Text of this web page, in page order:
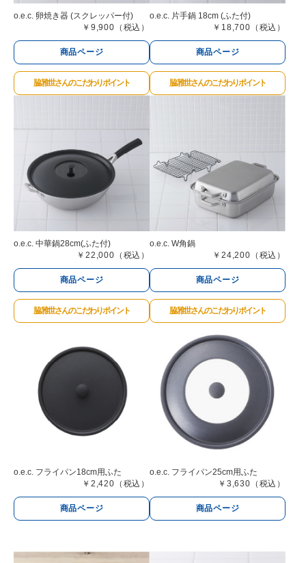
o.e.c. 卵焼き器 (スクレッパー付)
￥9,900（税込）
商品ページ
脇 雅世さんのこだわりポイント
o.e.c. 片手鍋 18cm (ふた付)
￥18,700（税込）
商品ページ
脇 雅世さんのこだわりポイント
o.e.c. 中華鍋28cm(ふた付)
￥22,000（税込）
商品ページ
脇 雅世さんのこだわりポイント
o.e.c. W角鍋
￥24,200（税込）
商品ページ
脇 雅世さんのこだわりポイント
o.e.c. フライパン18cm用ふた
￥2,420（税込）
商品ページ
o.e.c. フライパン25cm用ふた
￥3,630（税込）
商品ページ